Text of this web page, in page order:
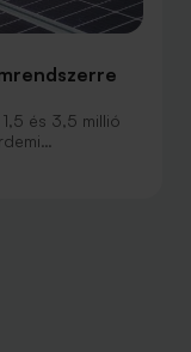
és 3,5 millió
havi 50-60